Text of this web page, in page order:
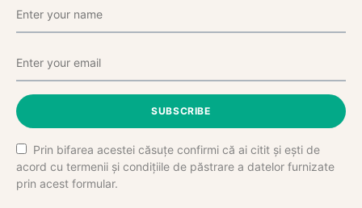
SUBSCRIBE
Prin bifarea acestei căsuțe confirmi că ai citit și ești de
acord cu termenii și condițiile de păstrare a datelor furnizate
prin acest formular.